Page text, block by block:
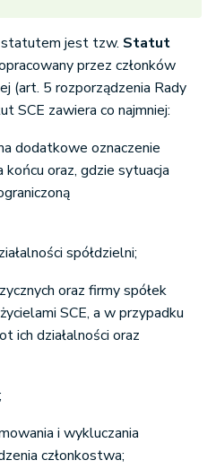
statutem jest tzw. Statut
przez członków
(art. 5 rozporządzenia Rady
zawiera co najmniej:
dodatkowe oznaczenie
końcu oraz, gdzie sytuacja
spółdzielni;
oraz firmy spółek
SCE, a w przypadku
ich działalności oraz
i wykluczania
członkostwa;